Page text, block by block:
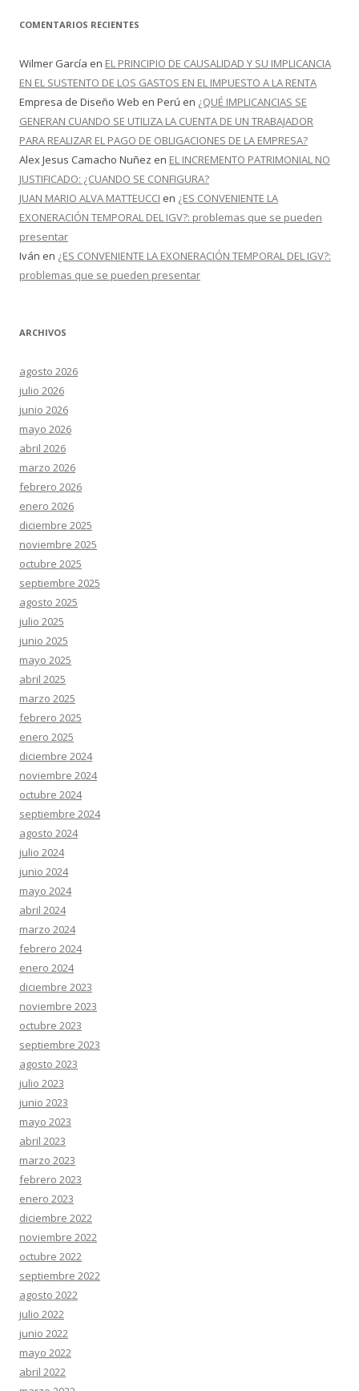
COMENTARIOS RECIENTES
Wilmer García en EL PRINCIPIO DE CAUSALIDAD Y SU IMPLICANCIA
EN EL SUSTENTO DE LOS GASTOS EN EL IMPUESTO A LA RENTA
Empresa de Diseño Web en Perú en ¿QUÉ IMPLICANCIAS SE
GENERAN CUANDO SE UTILIZA LA CUENTA DE UN TRABAJADOR
PARA REALIZAR EL PAGO DE OBLIGACIONES DE LA EMPRESA?
Alex Jesus Camacho Nuñez en EL INCREMENTO PATRIMONIAL NO
JUSTIFICADO: ¿CUANDO SE CONFIGURA?
JUAN MARIO ALVA MATTEUCCI en ¿ES CONVENIENTE LA
EXONERACIÓN TEMPORAL DEL IGV?: problemas que se pueden
presentar
Iván en ¿ES CONVENIENTE LA EXONERACIÓN TEMPORAL DEL IGV?:
problemas que se pueden presentar
ARCHIVOS
agosto 2026
julio 2026
junio 2026
mayo 2026
abril 2026
marzo 2026
febrero 2026
enero 2026
diciembre 2025
noviembre 2025
octubre 2025
septiembre 2025
agosto 2025
julio 2025
junio 2025
mayo 2025
abril 2025
marzo 2025
febrero 2025
enero 2025
diciembre 2024
noviembre 2024
octubre 2024
septiembre 2024
agosto 2024
julio 2024
junio 2024
mayo 2024
abril 2024
marzo 2024
febrero 2024
enero 2024
diciembre 2023
noviembre 2023
octubre 2023
septiembre 2023
agosto 2023
julio 2023
junio 2023
mayo 2023
abril 2023
marzo 2023
febrero 2023
enero 2023
diciembre 2022
noviembre 2022
octubre 2022
septiembre 2022
agosto 2022
julio 2022
junio 2022
mayo 2022
abril 2022